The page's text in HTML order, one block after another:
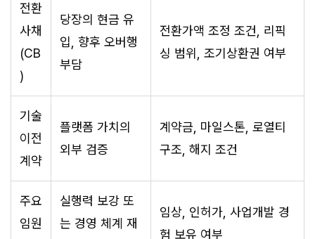
전환
사채
(CB
)
당장의 현금 유
입, 향후 오버행
부담
전환가액 조정 조건, 리픽
싱 범위, 조기상환권 여부
기술
이전
계약
플랫폼 가치의
외부 검증
계약금, 마일스톤, 로열티
구조, 해지 조건
주요
임원
실행력 보강 또
는 경영 체계 재
임상, 인허가, 사업개발 경
험 보유 여부